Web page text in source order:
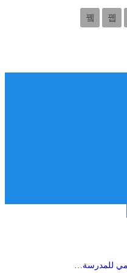
للمدرسة…